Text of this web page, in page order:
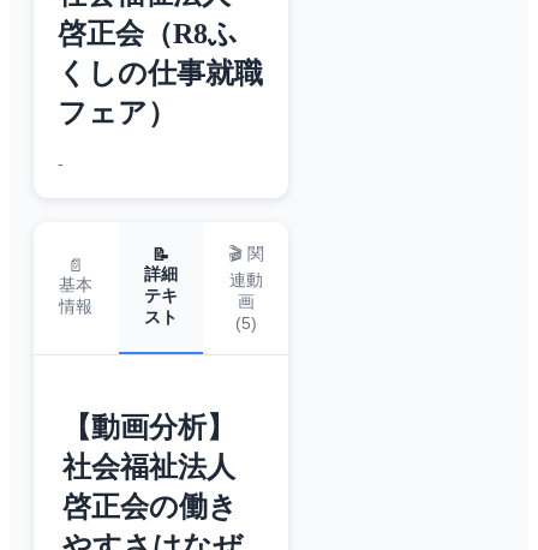
啓正会（R8ふ
くしの仕事就職
フェア）
-
📄
基本
情報
📝
詳細
テキ
スト
🎬 関
連動
画
(5)
【動画分析】
社会福祉法人
啓正会の働き